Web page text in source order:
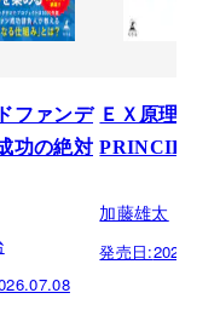
ファンデ
功の絶対
ＥＸ原理
PRINCIPLE
加藤雄太
発売日: